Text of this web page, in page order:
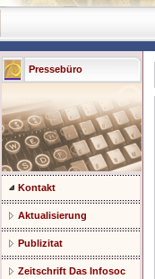
Pressebüro
Kontakt
Aktualisierung
Publizitat
Zeitschrift Das Infosoc